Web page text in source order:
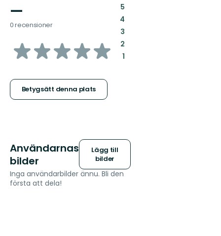
—
0 recensioner
av
stjärnor
Betygsätt denna plats
5:
4:
3:
2:
1:
Användarnas
bilder
Lägg till
bilder
Inga användarbilder ännu. Bli den
första att dela!